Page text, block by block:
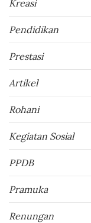
Kreasi
Pendidikan
Prestasi
Artikel
Rohani
Kegiatan Sosial
PPDB
Pramuka
Renungan